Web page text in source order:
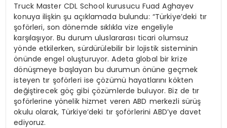
Truck Master CDL School kurusucu Fuad Aghayev
konuya ilişkin şu açıklamada bulundu: “Türkiye’deki tır
şoförleri, son dönemde sıklıkla vize engeliyle
karşılaşıyor. Bu durum uluslararası ticari olumsuz
yönde etkilerken, sürdürülebilir bir lojistik sisteminin
önünde engel oluşturuyor. Adeta global bir krize
dönüşmeye başlayan bu durumun önüne geçmek
isteyen tır şoförleri ise çözümü hayatlarını kökten
değiştirecek göç gibi çözümlerde buluyor. Biz de tır
şoförlerine yönelik hizmet veren ABD merkezli sürüş
okulu olarak, Türkiye’deki tır şoförlerini ABD’ye davet
ediyoruz.